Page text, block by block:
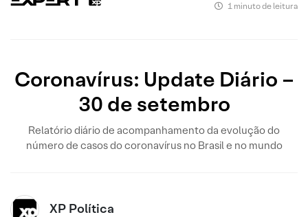
1 minuto de leitura
Coronavírus: Update Diário –
30 de setembro
Relatório diário de acompanhamento da evolução do
número de casos do coronavírus no Brasil e no mundo
XP Política